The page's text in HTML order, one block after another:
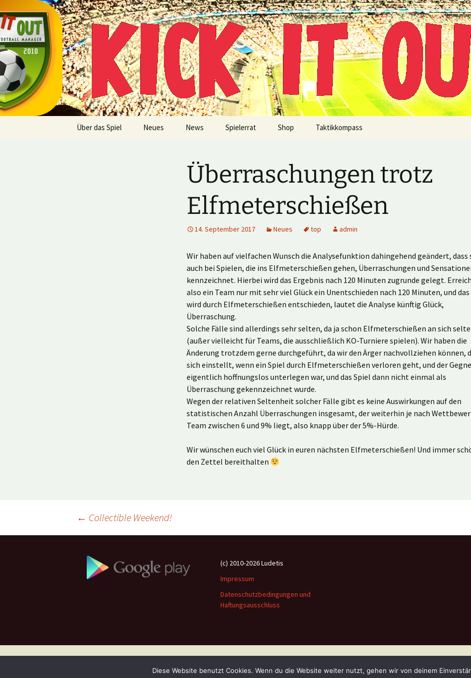
Inhalt
springen
Kick it out!
Multiplayer Football Manager
Über das Spiel Neues News Spielerrat Shop Taktikkompass
Überraschungen trotz
Elfmeterschießen
14. September 2017 Neues top admin
Wir haben auf vielfachen Wunsch die Analysefunktion dahingehend geändert, dass
auch bei Spielen, die ins Elfmeterschießen gehen, Überraschungen und
kennzeichnet. Hierbei wird das Ergebnis nach 120 Minuten zugrunde gelegt.
also ein Team nur mit sehr viel Glück ein Unentschieden nach 120 Minuten, und das
wird durch Elfmeterschießen entschieden, lautet die Analyse künftig Glück,
Überraschung.
Solche Fälle sind allerdings sehr selten, da ja schon Elfmeterschießen an sich
(außer vielleicht für Teams, die ausschließlich KO-Turniere spielen). Wir haben die
Änderung trotzdem gerne durchgeführt, da wir den Ärger nachvollziehen können,
sich einstellt, wenn ein Spiel durch Elfmeterschießen verloren geht, und der
eigentlich hoffnungslos unterlegen war, und das Spiel dann nicht einmal als
Überraschung gekennzeichnet wurde.
Wegen der relativen Seltenheit solcher Fälle gibt es keine Auswirkungen auf den
statistischen Anzahl Überraschungen insgesamt, der weiterhin je nach
Team zwischen 6 und 9% liegt, also knapp über der 5%-Hürde.
Wir wünschen euch viel Glück in euren nächsten Elfmeterschießen! Und immer
den Zettel bereithalten
Beitragsnavigation
← Collectible Weekend!
(c) 2010-2026 Ludetis
Impressum
Datenschutzbedingungen und
Haftungsausschluss
Diese Website benutzt Cookies. Wenn du die Website weiter nutzt, gehen wir von deinem